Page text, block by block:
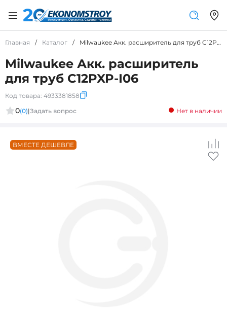
Главная / Каталог / Milwaukee Акк. расширитель для труб C12PXP-I06
Milwaukee Акк. расширитель
для труб C12PXP-I06
Код товара: 4933381858
0(0)|Задать вопрос Нет в наличии
ВМЕСТЕ ДЕШЕВЛЕ